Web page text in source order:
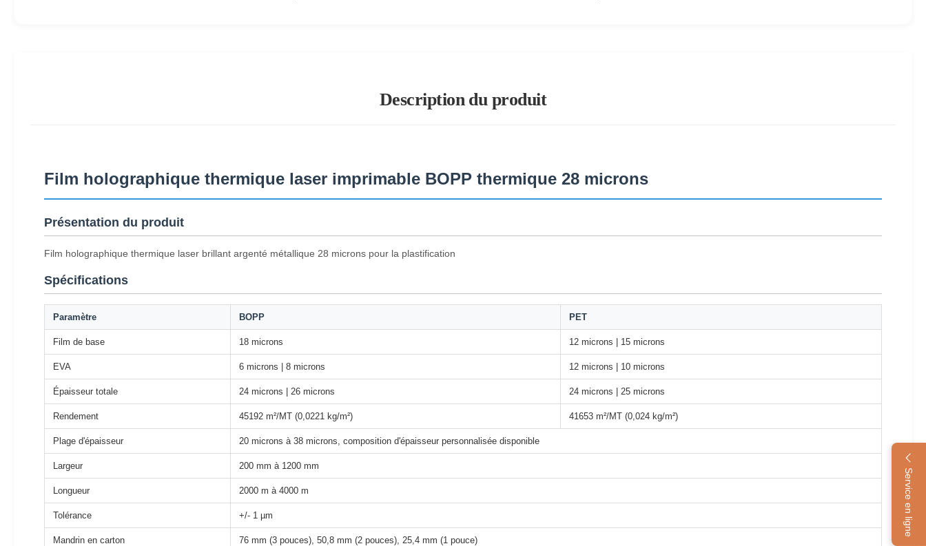
Service en ligne
Description du produit
Film holographique thermique laser imprimable BOPP thermique 28 microns
Présentation du produit
Film holographique thermique laser brillant argenté métallique 28 microns pour la plastification
Spécifications
Paramètre BOPP PET
Film de base 18 microns 12 microns | 15 microns
EVA 6 microns | 8 microns 12 microns | 10 microns
Épaisseur totale 24 microns | 26 microns 24 microns | 25 microns
Rendement 45192 m²/MT (0,0221 kg/m²) 41653 m²/MT (0,024 kg/m²)
Plage d'épaisseur 20 microns à 38 microns, composition d'épaisseur personnalisée disponible
Largeur 200 mm à 1200 mm
Longueur 2000 m à 4000 m
Tolérance +/- 1 µm
Mandrin en carton 76 mm (3 pouces), 50,8 mm (2 pouces), 25,4 mm (1 pouce)